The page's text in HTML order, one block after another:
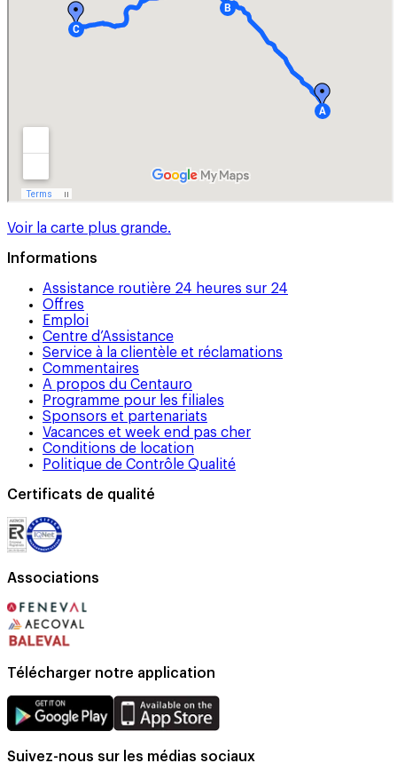
Voir la carte plus grande.
Informations
Assistance routière 24 heures sur 24
Offres
Emploi
Centre d’Assistance
Service à la clientèle et réclamations
Commentaires
A propos du Centauro
Programme pour les filiales
Sponsors et partenariats
Vacances et week end pas cher
Conditions de location
Politique de Contrôle Qualité
Certificats de qualité
Associations
Télécharger notre application
Suivez-nous sur les médias sociaux